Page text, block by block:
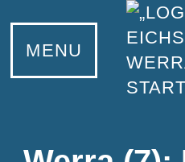
MENU
Unser Naturpark
UNSER
Eichsfeld
ERLEBEN
Wandern
LERNEN
Bildungsangebote
KONTAKT
Ansprechpartner